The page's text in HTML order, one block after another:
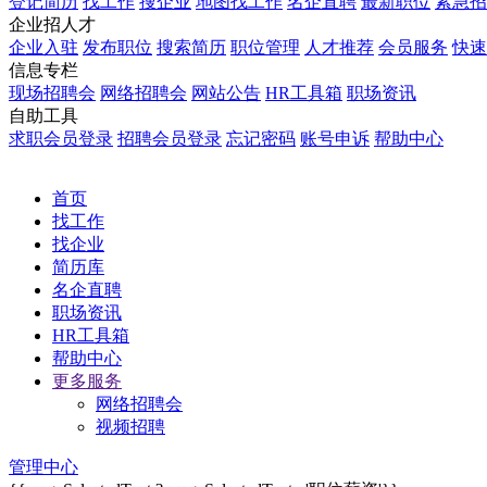
企业招人才
企业入驻 发布职位 搜索简历 职位管理 人才推荐 会员服务 快
信息专栏
现场招聘会 网络招聘会 网站公告 HR工具箱 职场资讯
自助工具
求职会员登录 招聘会员登录 忘记密码 账号申诉 帮助中心
首页
找工作
找企业
简历库
名企直聘
职场资讯
HR工具箱
帮助中心
更多服务
网络招聘会
视频招聘
管理中心